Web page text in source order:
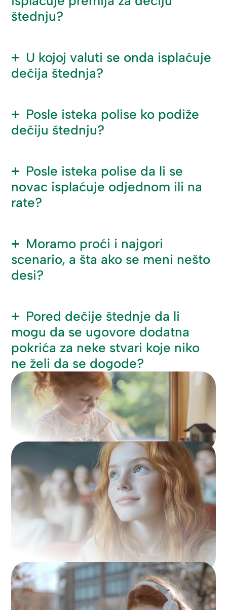
štednju?
U kojoj valuti se onda isplaćuje
dečija štednja?
Posle isteka polise ko podiže
dečiju štednju?
Posle isteka polise da li se
novac isplaćuje odjednom ili na
rate?
Moramo proći i najgori
scenario, a šta ako se meni nešto
desi?
Pored dečije štednje da li
mogu da se ugovore dodatna
pokrića za neke stvari koje niko
ne želi da se dogode?